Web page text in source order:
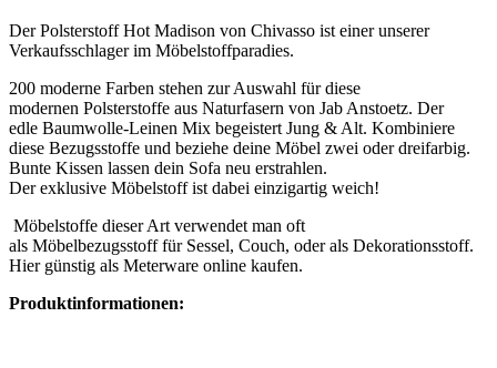
Der Polsterstoff Hot Madison von Chivasso ist einer unserer
Verkaufsschlager im Möbelstoffparadies.
200 moderne Farben stehen zur Auswahl für diese
modernen Polsterstoffe aus Naturfasern von Jab Anstoetz. Der
edle Baumwolle-Leinen Mix begeistert Jung & Alt. Kombiniere
diese Bezugsstoffe und beziehe deine Möbel zwei oder dreifarbig.
Bunte Kissen lassen dein Sofa neu erstrahlen.
Der exklusive Möbelstoff ist dabei einzigartig weich!
Möbelstoffe dieser Art verwendet man oft
als Möbelbezugsstoff für Sessel, Couch, oder als Dekorationsstoff.
Hier günstig als Meterware online kaufen.
Produktinformationen: